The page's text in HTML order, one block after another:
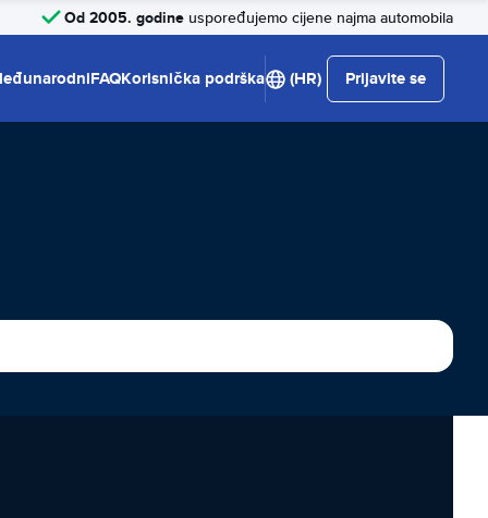
Od 2005. godine uspoređujemo cijene najma automobila
FAQKorisnička podrška (HR) Prijavite se